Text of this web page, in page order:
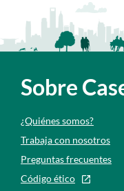
Sobre
¿Quiénes somos?
Trabaja con nosotros
Preguntas frecuentes
Código ético